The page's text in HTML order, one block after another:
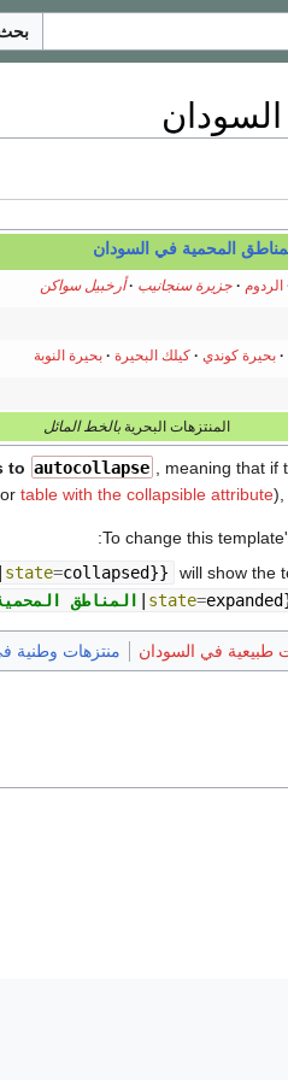
المحمية في السودان
الردوم جزيرة سنجانيب أرخبيل سواكن
بحيرة كوندي كيلك البحيرة بحيرة النوبة
المنتزهات البحريةبالخط المائل
to autocollapse , meaning that
table with the collapsible attribute),
To change this
state=collapsed}}
will show the
المناطق state=expanded
طبيعية في السودان منتزهات وطنية